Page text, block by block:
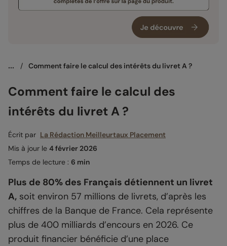
... / Comment faire le calcul des intérêts du livret A ?
Comment faire le calcul des
intérêts du livret A ?
Écrit par La Rédaction Meilleurtaux Placement
Mis à jour le 4 février 2026
Temps de lecture : 6 min
Plus de 80% des Français détiennent un livret
A, soit environ 57 millions de livrets, d’après les
chiffres de la Banque de France. Cela représente
plus de 400 milliards d’encours en 2026. Ce
produit financier bénéficie d’une place